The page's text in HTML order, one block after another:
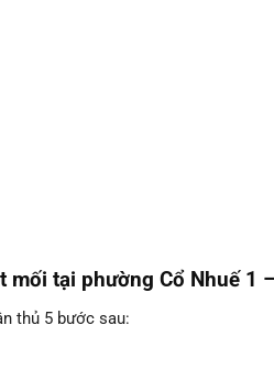
mối tại phường Cổ Nhuế 1
thủ 5 bước sau: